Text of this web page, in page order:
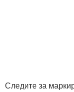
Следите за